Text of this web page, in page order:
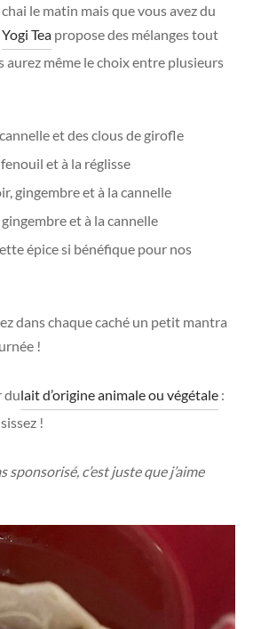
le matin mais que vous avez du
Yogi Tea propose des mélanges tout
aurez même le choix entre plusieurs
et des clous de girofle
fenouil et à la réglisse
gingembre et à la cannelle
et à la cannelle
épice si bénéfique pour nos
dans chaque caché un petit mantra
!
dulait d’origine animale ou végétale :
!
sponsorisé, c’est juste que j’aime